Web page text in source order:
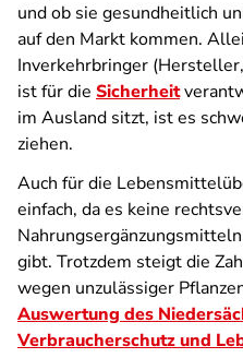
und ob sie gesundheitlich
auf den Markt kommen.
Inverkehrbringer
ist für die Sicherheit
im Ausland sitzt, ist es
ziehen.
Auch für die
einfach, da es keine
Nahrungs­ergänzungsmitteln
gibt. Trotzdem steigt die
wegen unzulässiger
Auswertung des
Verbraucherschutz und